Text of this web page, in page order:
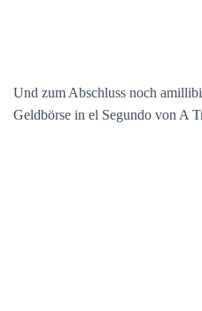
Und zum Abschluss noch
Geldbörse in el Segundo von A